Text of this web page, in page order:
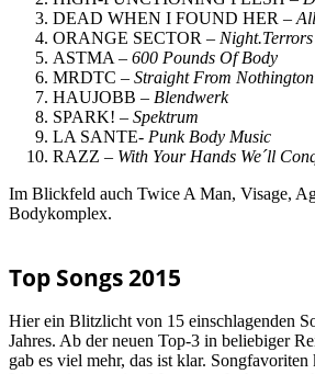
DEAD WHEN I FOUND HER –
ORANGE SECTOR – Night.Terrors
ASTMA – 600 Pounds Of Body
MRDTC – Straight From Nothington
HAUJOBB – Blendwerk
SPARK! – Spektrum
LA SANTE- Punk Body Music
RAZZ – With Your Hands We´ll
Im Blickfeld auch Twice A Man, Visage,
Bodykomplex.
Top Songs 2015
Hier ein Blitzlicht von 15 einschlagenden
Jahres. Ab der neuen Top-3 in beliebiger
gab es viel mehr, das ist klar.